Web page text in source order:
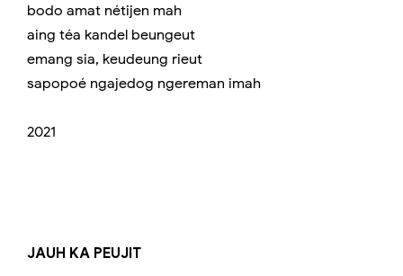
bodo amat nétijen mah
aing téa kandel beungeut
emang sia, keudeung rieut
sapopoé ngajedog ngereman imah
2021
JAUH KA PEUJIT